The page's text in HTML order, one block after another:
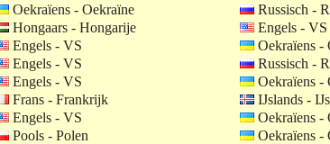
Oekraïens - Oekraïne
Russisch -
Hongaars - Hongarije
Engels - VS
Engels - VS
Oekraïens -
Engels - VS
Russisch -
Engels - VS
Oekraïens -
Frans - Frankrijk
IJslands -
Engels - VS
Oekraïens -
Pools - Polen
Oekraïens -